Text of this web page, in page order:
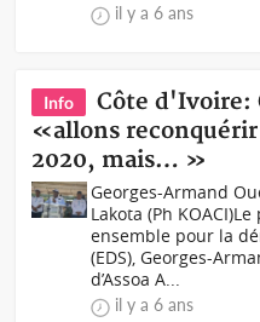
il y a 6 ans
Info
Côte d'Ivoire:
«allons
2020, mais… »
Georges-Armand
Lakota (Ph
ensemble pour la
(EDS), Georges-
d’Assoa A...
il y a 6 ans